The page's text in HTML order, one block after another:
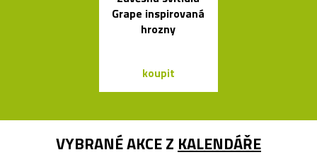
Grape inspirovaná
hrozny
koupit
VYBRANÉ AKCE Z KALENDÁŘE